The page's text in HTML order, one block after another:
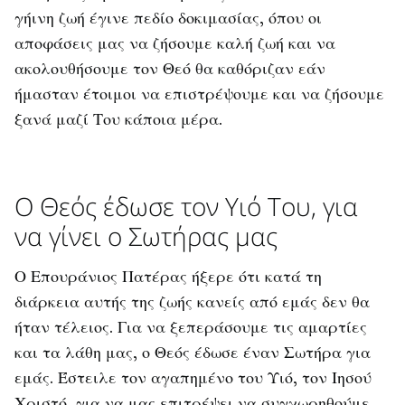
γήινη ζωή έγινε πεδίο δοκιμασίας, όπου οι
αποφάσεις μας να ζήσουμε καλή ζωή και να
ακολουθήσουμε τον Θεό θα καθόριζαν εάν
ήμασταν έτοιμοι να επιστρέψουμε και να ζήσουμε
ξανά μαζί Του κάποια μέρα.
Ο Θεός έδωσε τον Υιό Του, για
να γίνει ο Σωτήρας μας
Ο Επουράνιος Πατέρας ήξερε ότι κατά τη
διάρκεια αυτής της ζωής κανείς από εμάς δεν θα
ήταν τέλειος. Για να ξεπεράσουμε τις αμαρτίες
και τα λάθη μας, ο Θεός έδωσε έναν Σωτήρα για
εμάς. Έστειλε τον αγαπημένο του Υιό, τον Ιησού